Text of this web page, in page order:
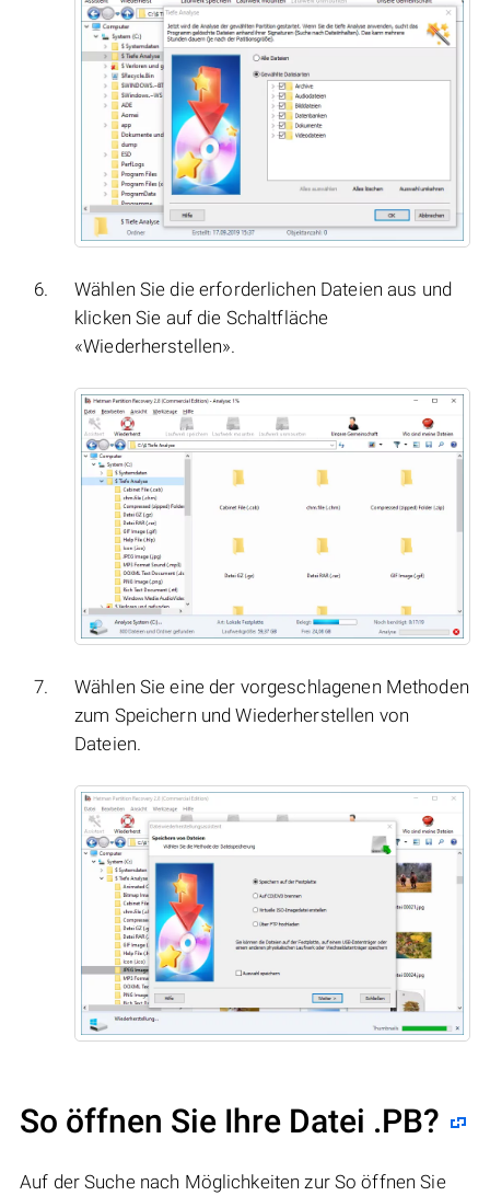
Wählen Sie die erforderlichen Dateien aus und
klicken Sie auf die Schaltfläche
«Wiederherstellen».
Wählen Sie eine der vorgeschlagenen Methoden
zum Speichern und Wiederherstellen von
Dateien.
So öffnen Sie Ihre Datei .PB?
Auf der Suche nach Möglichkeiten zur So öffnen Sie